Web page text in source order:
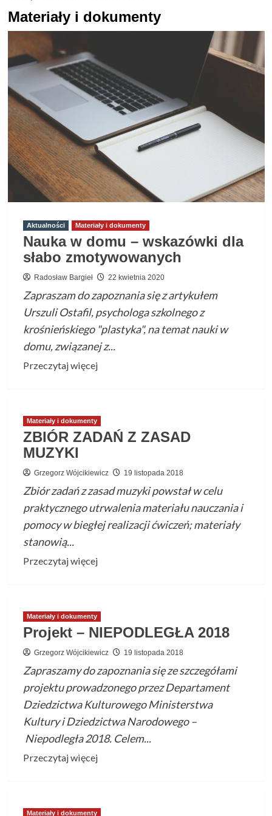
Materiały i dokumenty
Aktualności Materiały i dokumenty
Nauka w domu – wskazówki dla
słabo zmotywowanych
Radosław Bargieł 22 kwietnia 2020
Zapraszam do zapoznania się z artykułem
Urszuli Ostafil, psychologa szkolnego z
krośnieńskiego "plastyka", na temat nauki w
domu, związanej z...
Przeczytaj więcejPrzeczytaj
w
domu
wskazówki
dla
słabo
Materiały i dokumenty
ZBIÓR ZADAŃ Z ZASAD
MUZYKI
Grzegorz Wójcikiewicz 19 listopada 2018
Zbiór zadań z zasad muzyki powstał w celu
praktycznego utrwalenia materiału nauczania i
pomocy w biegłej realizacji ćwiczeń; materiały
stanowią...
Przeczytaj więcejPrzeczytaj
ZADAŃ
Z
ZASAD
MUZYKI
Materiały i dokumenty
Projekt – NIEPODLEGŁA 2018
Grzegorz Wójcikiewicz 19 listopada 2018
Zapraszamy do zapoznania się ze szczegółami
projektu prowadzonego przez Departament
Dziedzictwa Kulturowego Ministerstwa
Kultury i Dziedzictwa Narodowego –
Niepodległa 2018. Celem...
Przeczytaj więcejPrzeczytaj
Materiały i dokumenty